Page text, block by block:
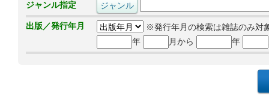
ジャンル指定
出版／発行年月
※発行年月の検索は雑誌のみ対
年
月から 年